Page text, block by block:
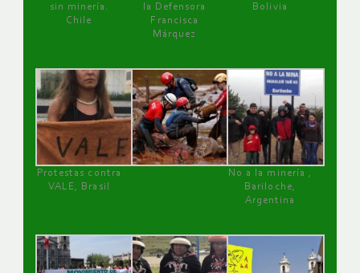
sin minería.
Chile
la Defensora
Francisca
Márquez
Bolivia
Protestas contra
VALE, Brasil
No a la minería ,
Bariloche,
Argentina